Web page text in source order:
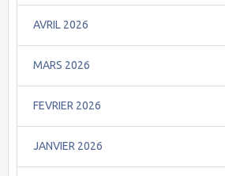
AVRIL 2026
MARS 2026
FEVRIER 2026
JANVIER 2026